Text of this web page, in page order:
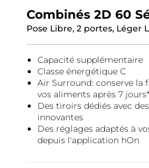
Combinés 2D 60
Pose Libre, 2 portes, Léger
Capacité supplémentaire
Classe énergétique C
Air Surround: conserve la
vos aliments après 7 jours*
Des tiroirs dédiés avec
innovantes
Des réglages adaptés à
depuis l'application hOn